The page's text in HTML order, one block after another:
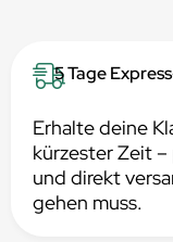
5 Tage
Erhalte deine
kürzester Zeit
und direkt
gehen muss.